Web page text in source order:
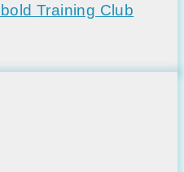
Training Club